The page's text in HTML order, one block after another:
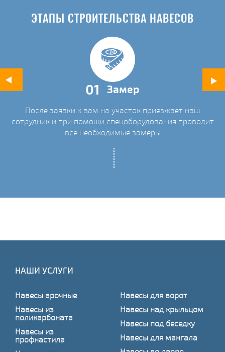
ЭТАПЫ СТРОИТЕЛЬСТВА НАВЕСОВ
01 Замер
После заявки к вам на участок приезжает наш
сотрудник и при помощи спецоборудования проводит
все необходимые замеры
НАШИ УСЛУГИ
Навесы арочные
Навесы из
поликарбоната
Навесы из
профнастила
Навесы для ворот
Навесы над крыльцом
Навесы под беседку
Навесы для мангала